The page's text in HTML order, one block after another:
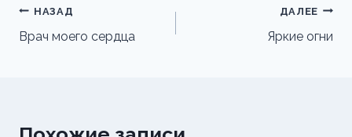
Навигация
по
НАЗАД
Врач моего сердца
ДАЛЕЕ
Яркие огни